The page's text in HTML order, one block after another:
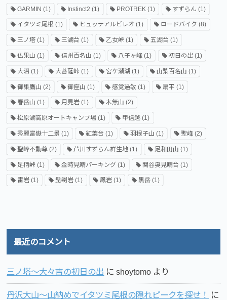
GARMIN (1) Instinct2 (1) PROTREK (1) すずらん (1)
イタツミ尾根 (1) ヒュッテアルビレオ (1) ロードバイク (8)
三ノ塔(1) 三湖台 (1) 乙女峠 (1) 五湖台 (1)
仏果山 (1) 信州百名山 (1) 八子ヶ峰 (1) 初日の出 (1)
大沼 (1) 大菩薩峠 (1) 宮ケ瀬湖 (1) 山梨百名山 (1)
御巣鷹山 (2) 御座山 (1) 感覚過敏 (1) 扇平 (1)
春岳山 (1) 月見岩 (1) 木無山 (2)
松原湖高原オートキャンプ場(1) 甲信越 (1)
秀麗富嶽十二景 (1) 紅葉台 (1) 羽根子山 (1) 聖峰(2)
聖峰不動尊(2) 芦川すずらん群生地 (1) 足和田山 (1)
足柄峠(1) 金時見晴パーキング (1) 関谷奥見晴台 (1)
雷岩(1) 髭剃岩 (1) 鳳岩 (1) 黒岳(1)
最近のコメント
三ノ塔～大々吉の初日の出 にshoytomo より
丹沢大山～山納めでイタツミ尾根の隠れピークを探せ！ に